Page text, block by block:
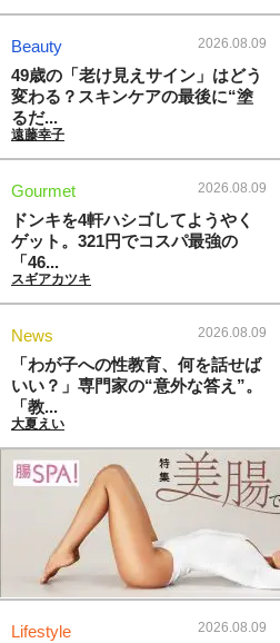
Beauty 2026.08.09
49歳の「老け見えサイン」はどう
変わる？スキンケアの最後に“塗
るだ...
遠藤幸子
Gourmet 2026.08.09
ドンキを4軒ハシゴしてようやく
ゲット。321円でコスパ最強の
「46...
スギアカツキ
News 2026.08.09
「わが子への性教育、何を話せば
いい？」専門家の“意外な答え”。
「教...
大夏えい
Lifestyle 2026.08.09